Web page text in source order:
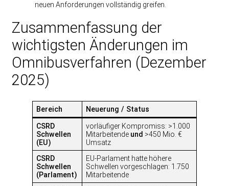
neuen Anforderungen vollständig greifen.
Zusammenfassung der
wichtigsten Änderungen im
Omnibusverfahren (Dezember
2025)
Bereich Neuerung / Status
CSRD
Schwellen
(EU)
vorläufiger Kompromiss: >1.000
Mitarbeitende und >450 Mio. €
Umsatz
CSRD
Schwellen
(Parlament)
EU-Parlament hatte höhere
Schwellen vorgeschlagen: 1.750
Mitarbeitende